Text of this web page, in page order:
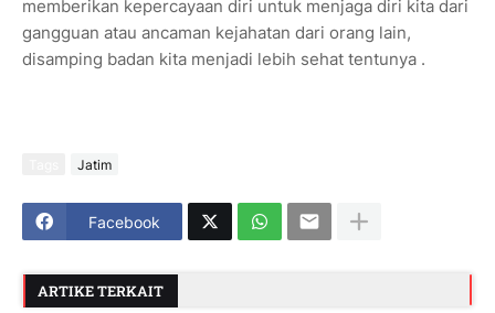
memberikan kepercayaan diri untuk menjaga diri kita dari
gangguan atau ancaman kejahatan dari orang lain,
disamping badan kita menjadi lebih sehat tentunya .
Jatim
Facebook
ARTIKE TERKAIT